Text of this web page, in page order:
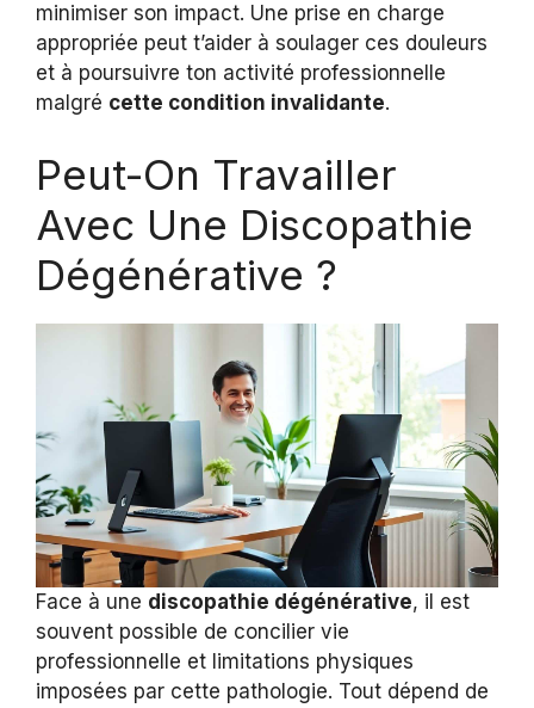
minimiser son impact. Une prise en charge
appropriée peut t’aider à soulager ces douleurs
et à poursuivre ton activité professionnelle
malgré cette condition invalidante.
Peut-On Travailler
Avec Une Discopathie
Dégénérative ?
Face à une discopathie dégénérative, il est
souvent possible de concilier vie
professionnelle et limitations physiques
imposées par cette pathologie. Tout dépend de